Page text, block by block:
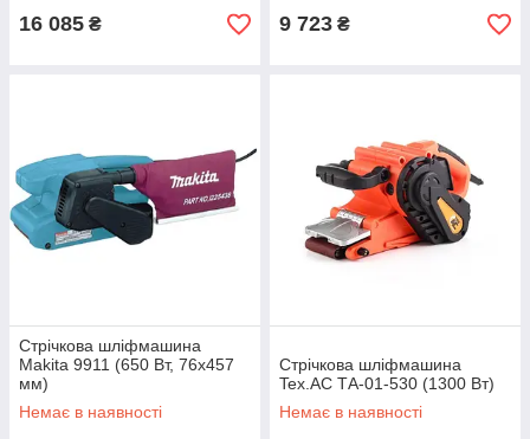
16 085 ₴ 9 723 ₴
Стрічкова шліфмашина
Makita 9911 (650 Вт, 76х457
мм)
Немає в наявності
Стрічкова шліфмашина
Tex.AC ТА-01-530 (1300 Вт)
Немає в наявності